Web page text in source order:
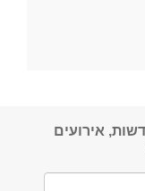
אירועים